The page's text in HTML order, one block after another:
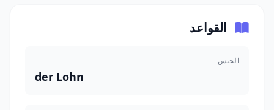
القواعد
الجنس
der Lohn